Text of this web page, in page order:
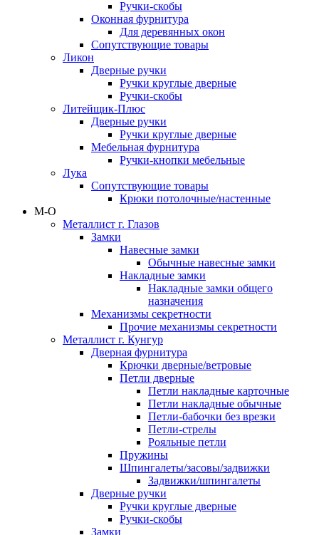
Ручки-скобы
Оконная фурнитура
Для деревянных окон
Сопутствующие товары
Ликон
Дверные ручки
Ручки круглые дверные
Ручки-скобы
Литейщик-Плюс
Дверные ручки
Ручки круглые дверные
Мебельная фурнитура
Ручки-кнопки мебельные
Лука
Сопутствующие товары
Крюки потолочные/настенные
М-О
Металлист г. Глазов
Замки
Навесные замки
Обычные навесные замки
Накладные замки
Накладные замки общего
назначения
Механизмы секретности
Прочие механизмы секретности
Металлист г. Кунгур
Дверная фурнитура
Крючки дверные/ветровые
Петли дверные
Петли накладные карточные
Петли накладные обычные
Петли-бабочки без врезки
Петли-стрелы
Рояльные петли
Пружины
Шпингалеты/засовы/задвижки
Задвижки/шпингалеты
Дверные ручки
Ручки круглые дверные
Ручки-скобы
Замки